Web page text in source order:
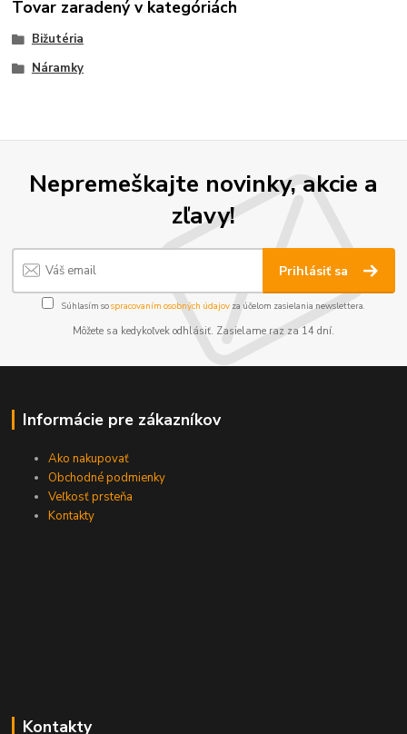
Tovar zaradený v kategóriách
Bižutéria
Náramky
Nepremeškajte novinky, akcie a
zľavy!
Prihlásiť sa
Súhlasím sospracovaním osobných údajov za účelom zasielania newslettera.
Môžete sa kedykoľvek odhlásiť. Zasielame raz za 14 dní.
Informácie pre zákazníkov
Ako nakupovať
Obchodné podmienky
Veľkosť prsteňa
Kontakty
Kontakty